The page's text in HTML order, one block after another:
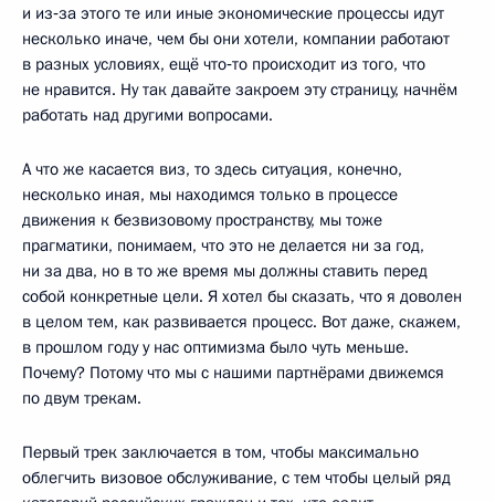
и из‑за этого те или иные экономические процессы идут
несколько иначе, чем бы они хотели, компании работают
в разных условиях, ещё что‑то происходит из того, что
не нравится. Ну так давайте закроем эту страницу, начнём
работать над другими вопросами.
А что же касается виз, то здесь ситуация, конечно,
несколько иная, мы находимся только в процессе
движения к безвизовому пространству, мы тоже
прагматики, понимаем, что это не делается ни за год,
ни за два, но в то же время мы должны ставить перед
собой конкретные цели. Я хотел бы сказать, что я доволен
в целом тем, как развивается процесс. Вот даже, скажем,
в прошлом году у нас оптимизма было чуть меньше.
Почему? Потому что мы с нашими партнёрами движемся
по двум трекам.
Первый трек заключается в том, чтобы максимально
облегчить визовое обслуживание, с тем чтобы целый ряд